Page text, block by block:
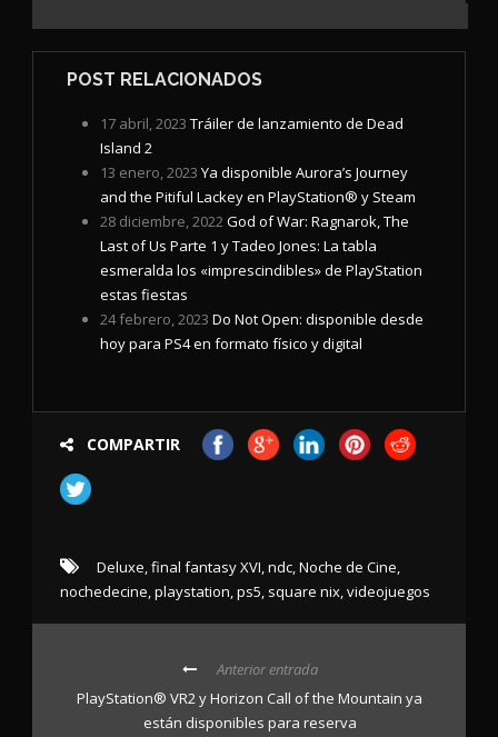
POST RELACIONADOS
17 abril, 2023 Tráiler de lanzamiento de Dead
Island 2
13 enero, 2023 Ya disponible Aurora’s Journey
and the Pitiful Lackey en PlayStation® y Steam
28 diciembre, 2022 God of War: Ragnarok, The
Last of Us Parte 1 y Tadeo Jones: La tabla
esmeralda los «imprescindibles» de PlayStation
estas fiestas
24 febrero, 2023 Do Not Open: disponible desde
hoy para PS4 en formato físico y digital
COMPARTIR
Deluxe final fantasy XVI ndc Noche de Cine
nochedecine playstation ps5 square nix videojuegos
Anterior entrada
PlayStation® VR2 y Horizon Call of the Mountain ya
están disponibles para reserva